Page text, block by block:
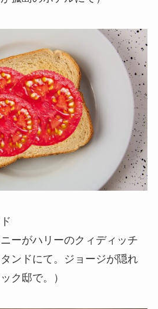
ーがハリーのクィディッチ
ンドにて。ジョージが隠れ
ク邸で。）